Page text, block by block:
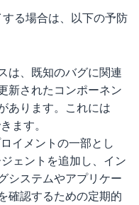
る場合は、以下の予防
は、既知のバグに関連
新されたコンポーネン
あります。これには
ます。
イメントの一部とし
ェントを追加し、イン
システムやアプリケー
確認するための定期的